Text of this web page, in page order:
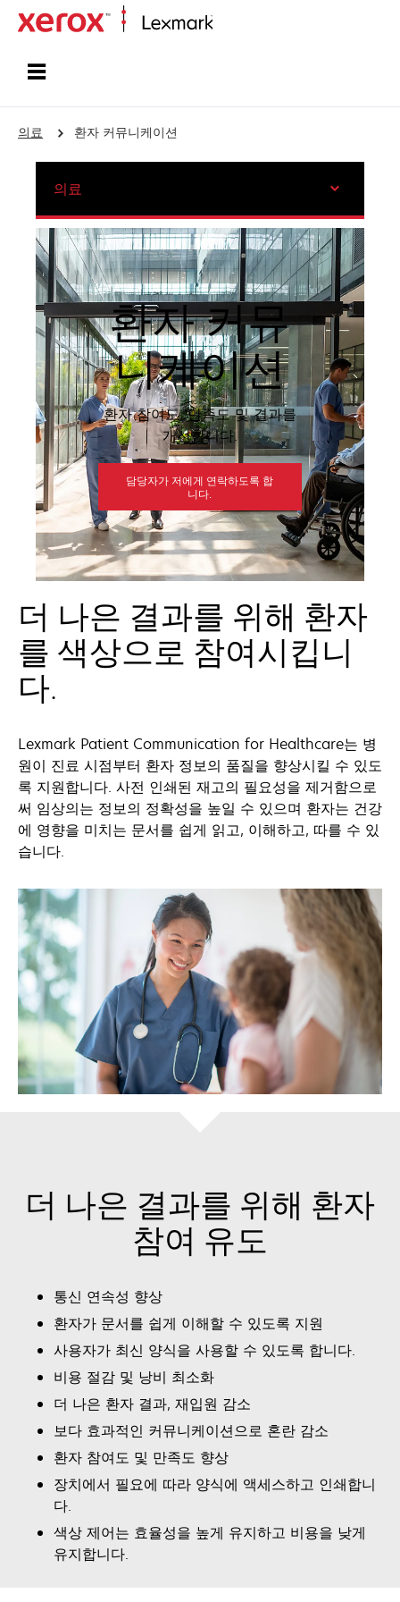
의료 환자 커뮤니케이션
환자 커뮤
니케이션
환자 참여도, 만족도 및 결과를
개선합니다.
담당자가 저에게 연락하도록 합
니다.
의료
더 나은 결과를 위해 환자
를 색상으로 참여시킵니
다.
Lexmark Patient Communication for Healthcare는 병
원이 진료 시점부터 환자 정보의 품질을 향상시킬 수 있도
록 지원합니다. 사전 인쇄된 재고의 필요성을 제거함으로
써 임상의는 정보의 정확성을 높일 수 있으며 환자는 건강
에 영향을 미치는 문서를 쉽게 읽고, 이해하고, 따를 수 있
습니다.
더 나은 결과를 위해 환자
참여 유도
통신 연속성 향상
환자가 문서를 쉽게 이해할 수 있도록 지원
사용자가 최신 양식을 사용할 수 있도록 합니다.
비용 절감 및 낭비 최소화
더 나은 환자 결과, 재입원 감소
보다 효과적인 커뮤니케이션으로 혼란 감소
환자 참여도 및 만족도 향상
장치에서 필요에 따라 양식에 액세스하고 인쇄합니
다.
색상 제어는 효율성을 높게 유지하고 비용을 낮게
유지합니다.